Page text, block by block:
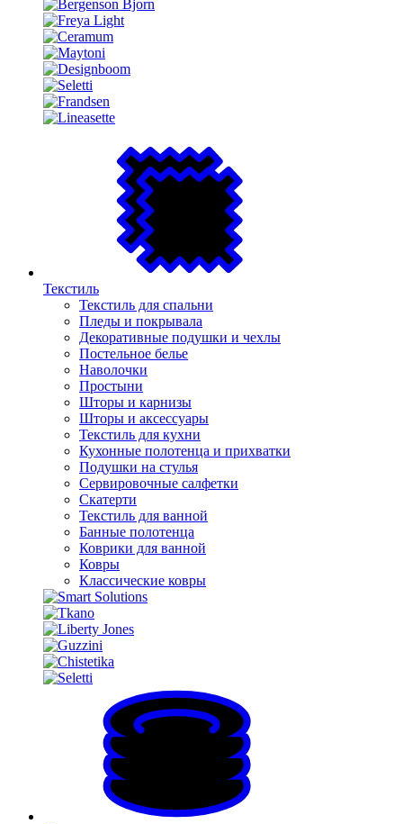
Текстиль
Текстиль для спальни
Пледы и покрывала
Декоративные подушки и чехлы
Постельное белье
Наволочки
Простыни
Шторы и карнизы
Шторы и аксессуары
Текстиль для кухни
Кухонные полотенца и прихватки
Подушки на стулья
Сервировочные салфетки
Скатерти
Текстиль для ванной
Банные полотенца
Коврики для ванной
Ковры
Классические ковры